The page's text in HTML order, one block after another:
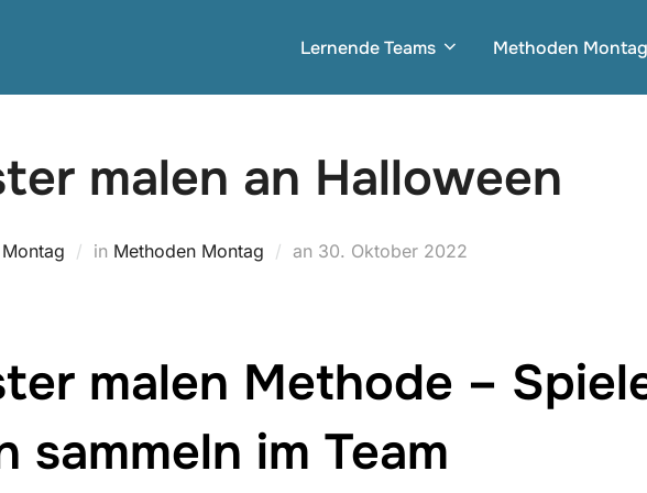
Lernende Teams Methoden Montag
malen an Halloween
in Methoden Montag an Veröffentlicht
30. Oktober 2022
malen Methode –
sammeln im Team